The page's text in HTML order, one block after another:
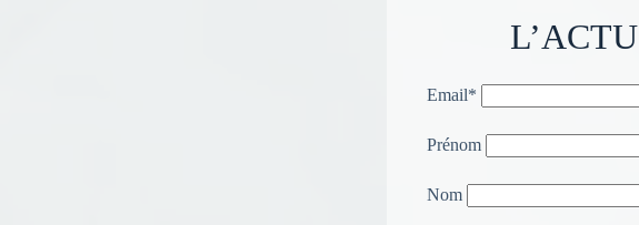
Email*
Prénom
Nom